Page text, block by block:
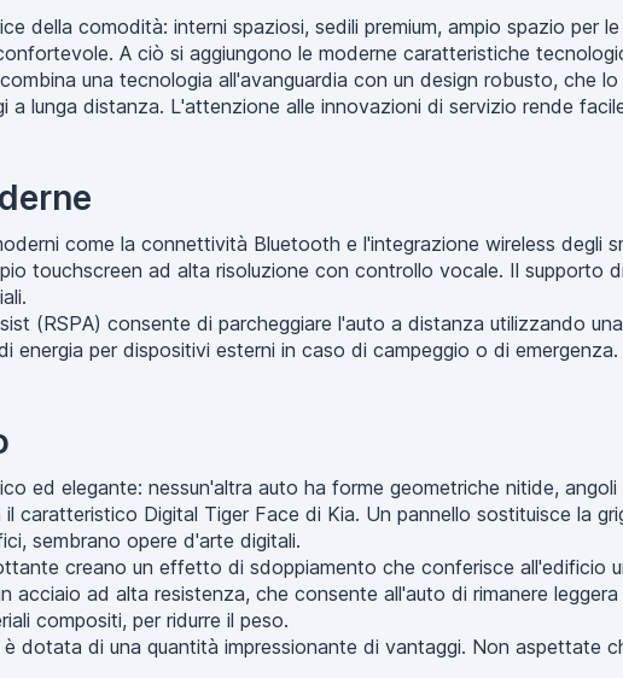
della comodità: interni spaziosi, sedili premium, ampio spazio
A ciò si aggiungono le moderne caratteristiche
una tecnologia all'avanguardia con un design robusto, che
a lunga distanza. L'attenzione alle innovazioni di servizio rende
come la connettività Bluetooth e l'integrazione wireless degli
touchscreen ad alta risoluzione con controllo vocale. Il supporto
(RSPA) consente di parcheggiare l'auto a distanza utilizzando
energia per dispositivi esterni in caso di campeggio o di
ed elegante: nessun'altra auto ha forme geometriche nitide,
caratteristico Digital Tiger Face di Kia. Un pannello sostituisce la
sembrano opere d'arte digitali.
creano un effetto di sdoppiamento che conferisce all'edificio
acciaio ad alta resistenza, che consente all'auto di rimanere
compositi, per ridurre il peso.
dotata di una quantità impressionante di vantaggi. Non aspettate